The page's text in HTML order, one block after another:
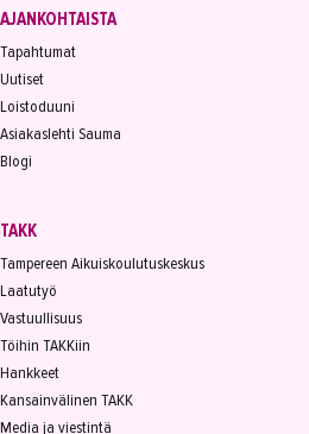
AJANKOHTAISTA
Tapahtumat
Uutiset
Loistoduuni
Asiakaslehti Sauma
Blogi
TAKK
Tampereen Aikuiskoulutuskeskus
Laatutyö
Vastuullisuus
Töihin TAKKiin
Hankkeet
Kansainvälinen TAKK
Media ja viestintä